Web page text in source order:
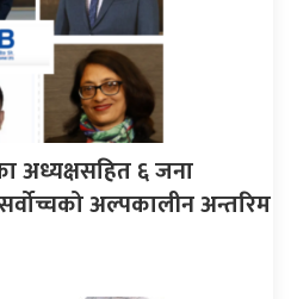
अध्यक्षसहित ६ जना
अल्पकालीन अन्तरिम